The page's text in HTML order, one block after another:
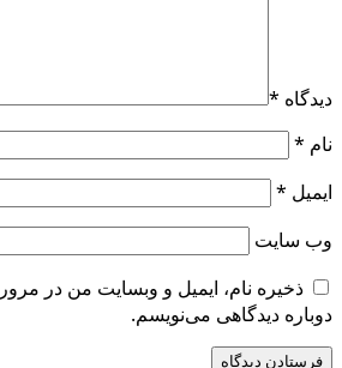
دیدگاه *
نام *
ایمیل *
وب‌ سایت
ذخیره نام، ایمیل و وبسایت من در
دوباره دیدگاهی می‌نویسم.